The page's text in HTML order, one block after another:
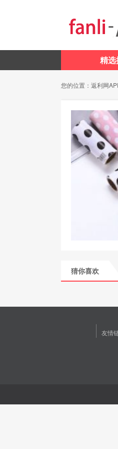
精
您的位置： 返利网
猜你喜欢
友情